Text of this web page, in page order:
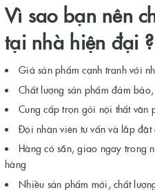
Vì sao bạn nên
tại nhà hiện đại ?
Giá sản phẩm cạnh tranh với
Chất lượng sản phẩm đảm
Cung cấp trọn gói nội thất văn
Đội nhân viên tư vấn và lắp đặt
Hàng có sẵn, giao ngay trong
hàng
Nhiều sản phẩm mới, chất